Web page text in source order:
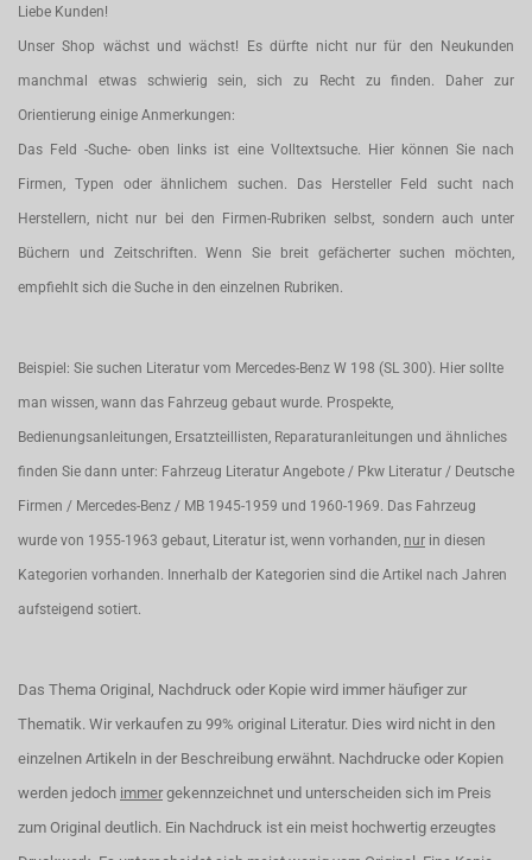
Liebe Kunden!
Unser Shop wächst und wächst! Es dürfte nicht nur für den Neukunden
manchmal etwas schwierig sein, sich zu Recht zu finden. Daher zur
Orientierung einige Anmerkungen:
Das Feld -Suche- oben links ist eine Volltextsuche. Hier können Sie nach
Firmen, Typen oder ähnlichem suchen. Das Hersteller Feld sucht nach
Herstellern, nicht nur bei den Firmen-Rubriken selbst, sondern auch unter
Büchern und Zeitschriften. Wenn Sie breit gefächerter suchen möchten,
empfiehlt sich die Suche in den einzelnen Rubriken.
Beispiel: Sie suchen Literatur vom Mercedes-Benz W 198 (SL 300). Hier sollte
man wissen, wann das Fahrzeug gebaut wurde. Prospekte,
Bedienungsanleitungen, Ersatzteillisten, Reparaturanleitungen und ähnliches
finden Sie dann unter: Fahrzeug Literatur Angebote / Pkw Literatur / Deutsche
Firmen / Mercedes-Benz / MB 1945-1959 und 1960-1969. Das Fahrzeug
wurde von 1955-1963 gebaut, Literatur ist, wenn vorhanden, nur in diesen
Kategorien vorhanden. Innerhalb der Kategorien sind die Artikel nach Jahren
aufsteigend sotiert.
Das Thema Original, Nachdruck oder Kopie wird immer häufiger zur
Thematik. Wir verkaufen zu 99% original Literatur. Dies wird nicht in den
einzelnen Artikeln in der Beschreibung erwähnt. Nachdrucke oder Kopien
werden jedoch immer gekennzeichnet und unterscheiden sich im Preis
zum Original deutlich. Ein Nachdruck ist ein meist hochwertig erzeugtes